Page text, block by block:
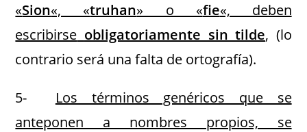
«Sion«, «truhan» o «fie«, deben
escribirse obligatoriamente sin tilde, (lo
contrario será una falta de ortografía).
5- Los términos genéricos que se
anteponen a nombres propios, se